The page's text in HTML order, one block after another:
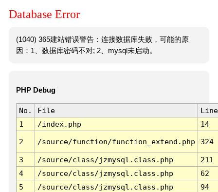
Database Error
(1040) 365建站错误警告：连接数据库失败，可能的原
因：1、数据库密码不对; 2、mysql未启动。
PHP Debug
No. File
Line
1
/index.php 14
2 /source/function/function_extend.php 324
3 /source/class/jzmysql.class.php
211
4
/source/class/jzmysql.class.php
62
5
/source/class/jzmysql.class.php
94